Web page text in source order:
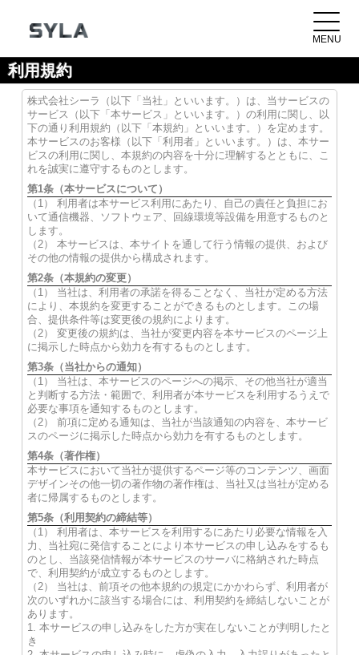
利用規約
株式会社シーラ（以下「当社」といいます。）は、当サービスの
サービス（以下「本サービス」といいます。）の利用に関し、以
下の通り利用規約（以下「本規約」といいます。）を定めます。
本サービスのお客様（以下「利用者」といいます。）は、本サー
ビスの利用に関し、本規約の内容を十分に理解するとともに、こ
れを誠実に遵守するものとします。
第1条（本サービスについて）
（1） 利用者は本サービス利用にあたり、自己の責任と負担にお
いて通信機器、ソフトウェア、回線環境等設備を用意するものと
します。
（2） 本サービスは、本サイトを通して行う情報の提供、および
その他の情報の提供から構成されます。
第2条（本規約の変更）
（1） 当社は、利用者の承諾を得ることなく、当社が定める方法
により、本規約を変更することができるものとします。この場
合、提供条件等は変更後の規約によります。
（2） 変更後の規約は、当社が変更内容を本サービスのページ上
に掲示した時点から効力を有するものとします。
第3条（当社からの通知）
（1） 当社は、本サービスのページへの掲示、その他当社が適当
と判断する方法・範囲で、利用者が本サービスを利用するうえで
必要な事項を通知するものとします。
（2） 前項に定める通知は、当社が当該通知の内容を、本サービ
スのページに掲示した時点から効力を有するものとします。
第4条（著作権）
本サービスにおいて当社が提供するページ等のコンテンツ、画面
デザインその他一切の著作物の著作権は、当社又は当社が定める
者に帰属するものとします。
第5条（利用契約の締結等）
（1） 利用者は、本サービスを利用するにあたり必要な情報を入
力、当社宛に発信することにより本サービスの申し込みをするも
のとし、当該発信情報が本サービスのサーバに格納された時点
で、利用契約が成立するものとします。
（2） 当社は、前項その他本規約の規定にかかわらず、利用者が
次のいずれかに該当する場合には、利用契約を締結しないことが
あります。
1. 本サービスの申し込みをした方が実在しないことが判明したと
き